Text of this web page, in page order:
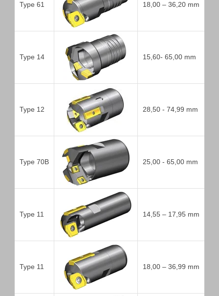
Type 61 18,00 – 36,20 mm
Type 14 15,60- 65,00 mm
Type 12 28,50 - 74,99 mm
Type 70B 25,00 - 65,00 mm
Type 11 14,55 – 17,95 mm
Type 11 18,00 – 36,99 mm